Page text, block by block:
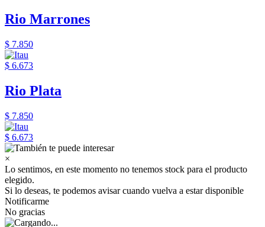
Rio Marrones
$ 7.850
$ 6.673
Rio Plata
$ 7.850
$ 6.673
×
Lo sentimos, en este momento no tenemos stock para el producto
elegido.
Si lo deseas, te podemos avisar cuando vuelva a estar disponible
Notificarme
No gracias